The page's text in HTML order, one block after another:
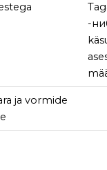
-
ja vormide